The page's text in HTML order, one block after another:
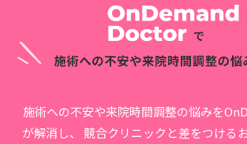
施術への不安や来院時間調整の悩みを
が解消し、
競合クリニックと差をつける